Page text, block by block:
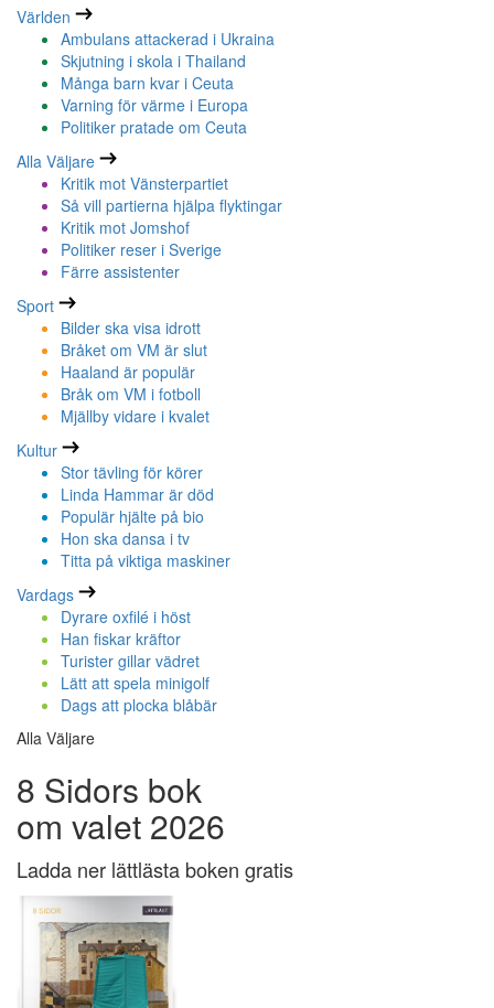
Världen
Ambulans attackerad i Ukraina
Skjutning i skola i Thailand
Många barn kvar i Ceuta
Varning för värme i Europa
Politiker pratade om Ceuta
Alla Väljare
Kritik mot Vänsterpartiet
Så vill partierna hjälpa flyktingar
Kritik mot Jomshof
Politiker reser i Sverige
Färre assistenter
Sport
Bilder ska visa idrott
Bråket om VM är slut
Haaland är populär
Bråk om VM i fotboll
Mjällby vidare i kvalet
Kultur
Stor tävling för körer
Linda Hammar är död
Populär hjälte på bio
Hon ska dansa i tv
Titta på viktiga maskiner
Vardags
Dyrare oxfilé i höst
Han fiskar kräftor
Turister gillar vädret
Lätt att spela minigolf
Dags att plocka blåbär
Alla Väljare
8 Sidors bok
om valet 2026
Ladda ner lättlästa boken gratis